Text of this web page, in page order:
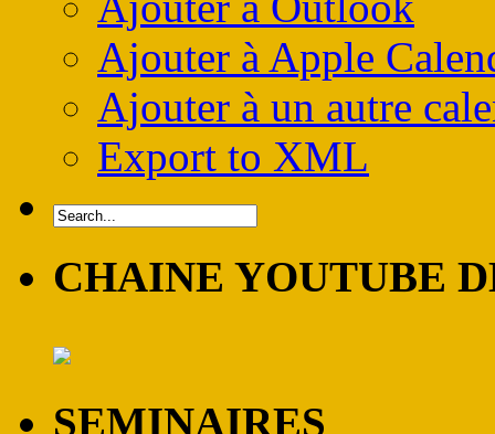
Ajouter à Apple
Ajouter à un autre
Export to XML
CHAINE YOUTUBE
SEMINAIRES